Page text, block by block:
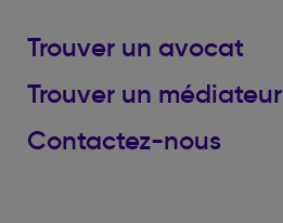
Trouver un avocat
Trouver un médiateur
Contactez-nous